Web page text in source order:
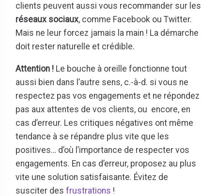
clients peuvent aussi vous recommander sur les
réseaux sociaux, comme Facebook ou Twitter.
Mais ne leur forcez jamais la main ! La démarche
doit rester naturelle et crédible.
Attention ! Le bouche à oreille fonctionne tout
aussi bien dans l’autre sens, c.-à-d. si vous ne
respectez pas vos engagements et ne répondez
pas aux attentes de vos clients, ou encore, en
cas d’erreur. Les critiques négatives ont même
tendance à se répandre plus vite que les
positives… d’où l’importance de respecter vos
engagements. En cas d’erreur, proposez au plus
vite une solution satisfaisante. Évitez de
susciter des frustrations !